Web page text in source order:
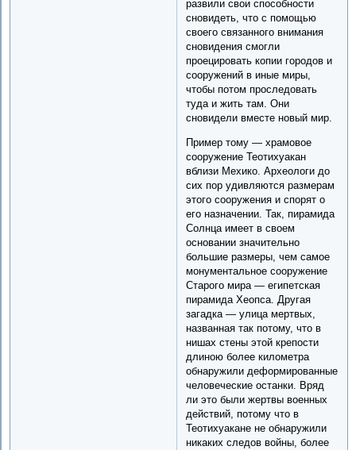
развили свои способности
сновидеть, что с помощью
своего связанного внимания
сновидения смогли
проецировать копии городов и
сооружений в иные миры,
чтобы потом проследовать
туда и жить там. Они
сновидели вместе новый мир.
Пример тому — храмовое
сооружение Теотихуакан
вблизи Мехико. Археологи до
сих пор удивляются размерам
этого сооружения и спорят о
его назначении. Так, пирамида
Солнца имеет в своем
основании значительно
большие размеры, чем самое
монументальное сооружение
Старого мира — египетская
пирамида Хеопса. Другая
загадка — улица мертвых,
названная так потому, что в
нишах стены этой крепости
длиною более километра
обнаружили деформированные
человеческие останки. Вряд
ли это были жертвы военных
действий, потому что в
Теотихуакане не обнаружили
никаких следов войны, более